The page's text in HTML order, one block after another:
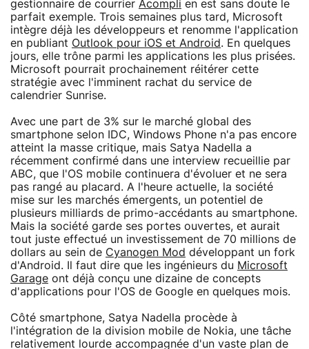
gestionnaire de courrier Acompli en est sans doute le
parfait exemple. Trois semaines plus tard, Microsoft
intègre déjà les développeurs et renomme l'application
en publiant Outlook pour iOS et Android. En quelques
jours, elle trône parmi les applications les plus prisées.
Microsoft pourrait prochainement réitérer cette
stratégie avec l'imminent rachat du service de
calendrier Sunrise.
Avec une part de 3% sur le marché global des
smartphone selon IDC, Windows Phone n'a pas encore
atteint la masse critique, mais Satya Nadella a
récemment confirmé dans une interview recueillie par
ABC, que l'OS mobile continuera d'évoluer et ne sera
pas rangé au placard. A l'heure actuelle, la société
mise sur les marchés émergents, un potentiel de
plusieurs milliards de primo-accédants au smartphone.
Mais la société garde ses portes ouvertes, et aurait
tout juste effectué un investissement de 70 millions de
dollars au sein de Cyanogen Mod développant un fork
d'Android. Il faut dire que les ingénieurs du Microsoft
Garage ont déjà conçu une dizaine de concepts
d'applications pour l'OS de Google en quelques mois.
Côté smartphone, Satya Nadella procède à
l'intégration de la division mobile de Nokia, une tâche
relativement lourde accompagnée d'un vaste plan de